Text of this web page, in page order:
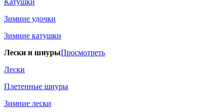
Катушки
Зимние удочки
Зимние катушки
Лески и шнурыПросмотреть
Лески
Плетенные шнуры
Зимние лески